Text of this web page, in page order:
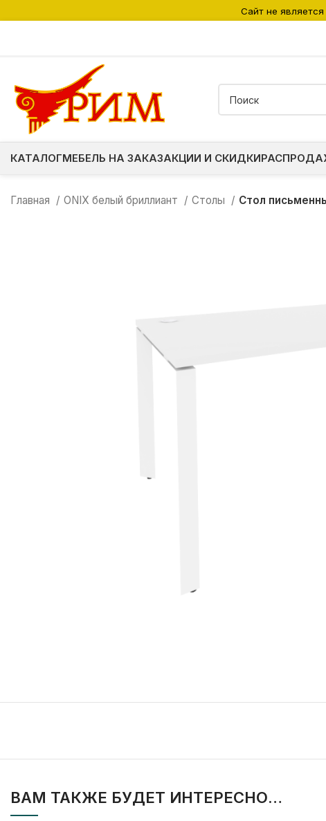
КАТАЛОГМЕБЕЛЬ НА ЗАКАЗАКЦИИ И СКИДКИ
Главная ONIX белый бриллиант Столы Стол
ВАМ ТАКЖЕ БУДЕТ ИНТЕРЕСНО…
Сайт не